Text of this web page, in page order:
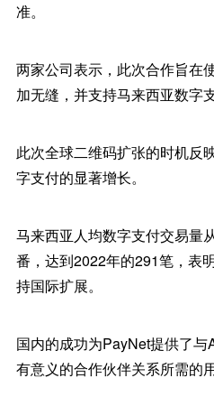
准。
两家公司表示，此次合作旨在
加无缝，并支持马来西亚数字
此次全球二维码扩张的时机反
字支付的显著增长。
马来西亚人均数字支付交易量
番，达到2022年的291笔，表
持国际扩展。
国内的成功为PayNet提供了
有意义的合作伙伴关系所需的